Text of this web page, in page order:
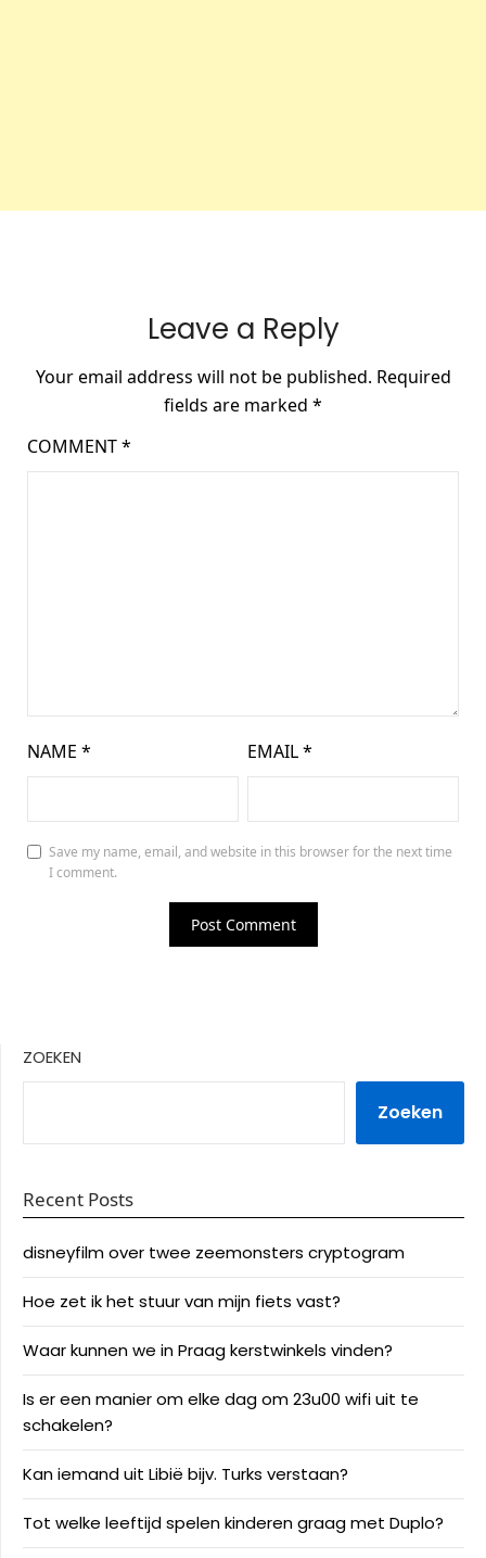
Leave a Reply
Your email address will not be published. Required
fields are marked *
COMMENT*
NAME * EMAIL*
Save my name, email, and website in this browser for the next time
I comment.
ZOEKEN
Zoeken
Recent Posts
disneyfilm over twee zeemonsters cryptogram
Hoe zet ik het stuur van mijn fiets vast?
Waar kunnen we in Praag kerstwinkels vinden?
Is er een manier om elke dag om 23u00 wifi uit te
schakelen?
Kan iemand uit Libië bijv. Turks verstaan?
Tot welke leeftijd spelen kinderen graag met Duplo?